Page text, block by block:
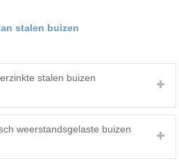
stalen buizen
stalen buizen
weerstandsgelaste buizen